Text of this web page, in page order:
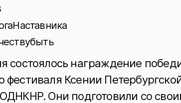
состоялось награждение
фестиваля Ксении
Они подготовили со